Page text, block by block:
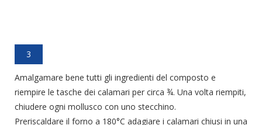
3
Amalgamare bene tutti gli ingredienti del composto e
riempire le tasche dei calamari per circa ¾. Una volta riempiti,
chiudere ogni mollusco con uno stecchino.
Preriscaldare il forno a 180°C adagiare i calamari chiusi in una